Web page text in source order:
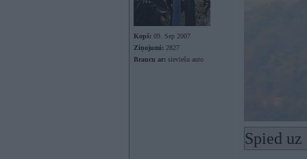
Kopš: 09. Sep 2007
Ziņojumi: 2827
Braucu ar: sieviešu auto
Spied